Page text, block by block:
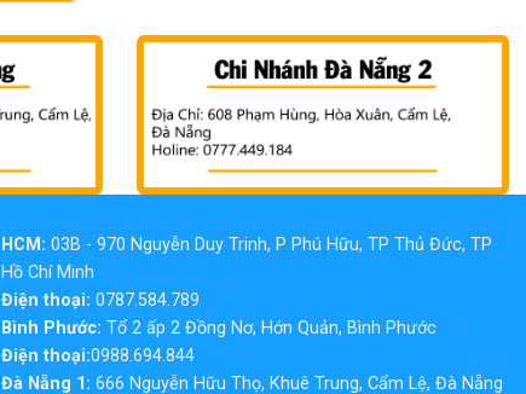
HCM: 03B - 970 Nguyễn Duy Trinh, P Phú Hữu, TP Thủ Đức, TP
Hồ Chí Minh
Điện thoại: 0787.584.789
Bình Phước: Tổ 2 ấp 2 Đồng Nơ, Hớn Quản, Bình Phước
Điện thoại:0988.694.844
Đà Nẵng 1: 666 Nguyễn Hữu Thọ, Khuê Trung, Cẩm Lệ, Đà Nẵng